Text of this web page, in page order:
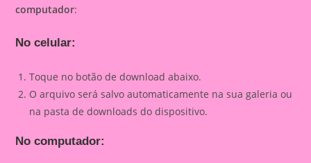
computador:
No celular:
Toque no botão de download abaixo.
O arquivo será salvo automaticamente na sua galeria ou
na pasta de downloads do dispositivo.
No computador: